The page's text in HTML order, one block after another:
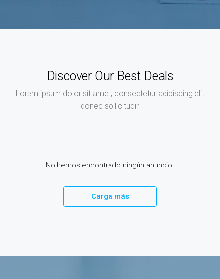
Discover Our Best Deals
Lorem ipsum dolor sit amet, consectetur adipiscing elit
donec sollicitudin
No hemos encontrado ningún anuncio.
Carga más